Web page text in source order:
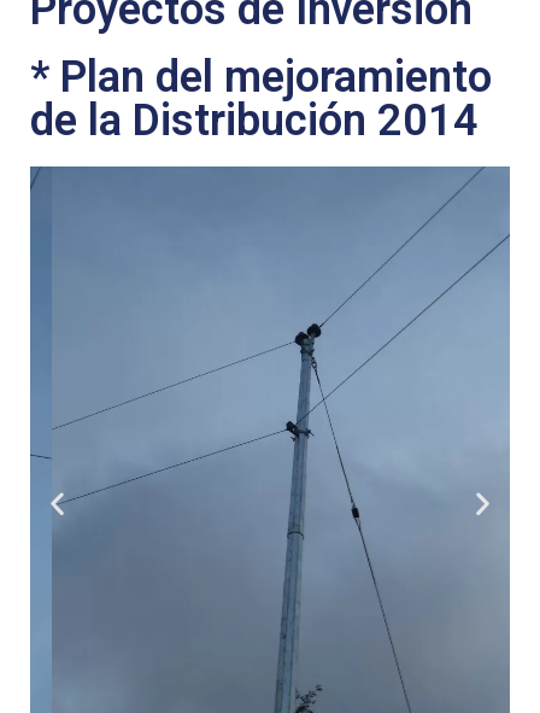
* Plan del mejoramiento
de la Distribución 2014